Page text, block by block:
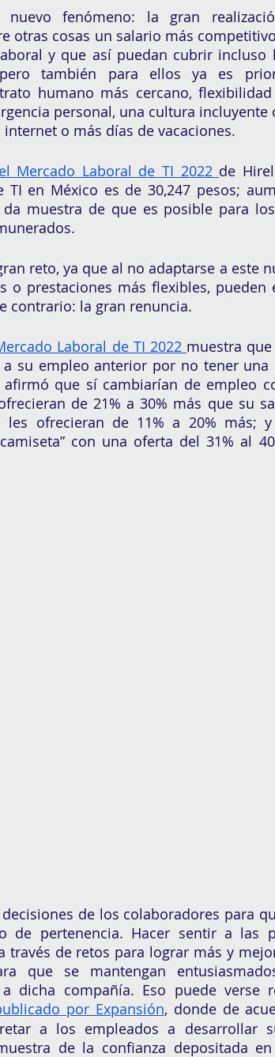
fenómeno: la gran
otras cosas un salario más
y que así puedan cubrir incluso
también para ellos ya es
humano más cercano,
personal, una cultura
o más días de vacaciones.
Mercado Laboral de TI 2022 de
en México es de 30,247 pesos;
muestra de que es posible para
reto, ya que al no adaptarse a este
o prestaciones más flexibles, pueden
contrario: la gran renuncia.
Laboral de TI 2022 muestra que
su empleo anterior por no tener una
afirmó que sí cambiarían de empleo
de 21% a 30% más que su
les ofrecieran de 11% a 20% más;
con una oferta del 31% al
de los colaboradores para
de pertenencia. Hacer sentir a las
través de retos para lograr más y
que se mantengan
dicha compañía. Eso puede verse
por Expansión, donde de
a los empleados a desarrollar
de la confianza depositada